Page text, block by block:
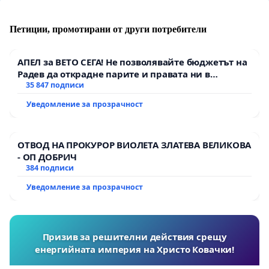
реда на тази наредба.
количество вода по ал. 2 и в сбора на отчетите
по индивидуалните водомери по ал. 3,
от 20 на сто, в 7-дневен срок операторът
чл. 32, ал. 10 Операторът на водоснабдителната
които се отчита и заплаща изразходваното
чл. 35, ал. 2 Когато периодът на отчитане на
Петиции, промотирани от други потребители
АПЕЛ за ВЕТО СЕГА! Не позволявайте бюджетът на
Радев да открадне парите и правата ни в
тъмното
35 847 подписи
Уведомление за прозрачност
ОТВОД НА ПРОКУРОР ВИОЛЕТА ЗЛАТЕВА ВЕЛИКОВА
- ОП ДОБРИЧ
384 подписи
Уведомление за прозрачност
Призив за решителни действия срещу
енергийната империя на Христо Ковачки!